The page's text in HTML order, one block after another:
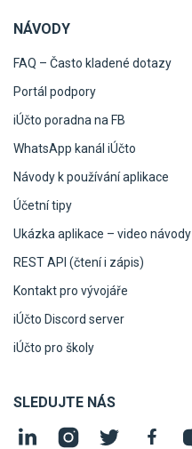
NÁVODY
FAQ – Často kladené dotazy
Portál podpory
iÚčto poradna na FB
WhatsApp kanál iÚčto
Návody k používání aplikace
Účetní tipy
Ukázka aplikace – video návody
REST API (čtení i zápis)
Kontakt pro vývojáře
iÚčto Discord server
iÚčto pro školy
SLEDUJTE NÁS